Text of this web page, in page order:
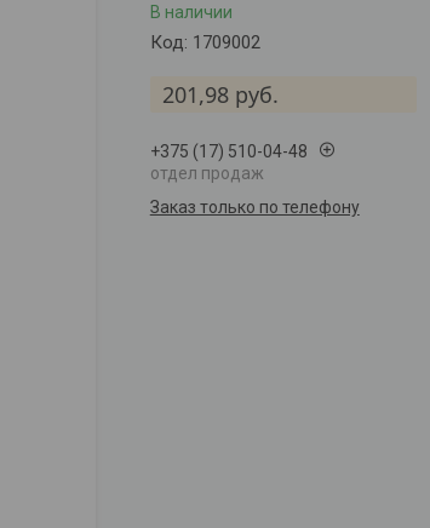
В наличии
Код: 1709002
201,98 руб.
+375 (17) 510-04-48
отдел продаж
Заказ только по телефону